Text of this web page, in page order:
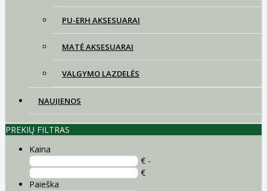
PU-ERH AKSESUARAI
MATĖ AKSESUARAI
VALGYMO LAZDELĖS
NAUJIENOS
PREKIŲ FILTRAS
Kaina
€ -
€
Paieška